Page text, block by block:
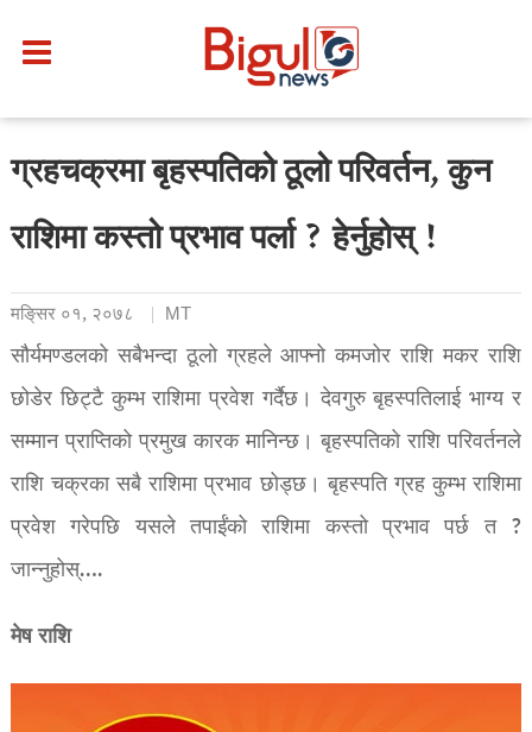
ग्रहचक्रमा बृहस्पतिको ठूलो परिवर्तन, कुन
राशिमा कस्तो प्रभाव पर्ला ? हेर्नुहोस् !
मङि्सर ०१, २०७८ MT
सौर्यमण्डलको सबैभन्दा ठूलो ग्रहले आफ्नो कमजोर राशि मकर राशि
छोडेर छिट्टै कुम्भ राशिमा प्रवेश गर्दैछ। देवगुरु बृहस्पतिलाई भाग्य र
सम्मान प्राप्तिको प्रमुख कारक मानिन्छ। बृहस्पतिको राशि परिवर्तनले
राशि चक्रका सबै राशिमा प्रभाव छोड्छ। बृहस्पति ग्रह कुम्भ राशिमा
प्रवेश गरेपछि यसले तपाईंको राशिमा कस्तो प्रभाव पर्छ त ?
जान्नुहोस्….
मेष राशि